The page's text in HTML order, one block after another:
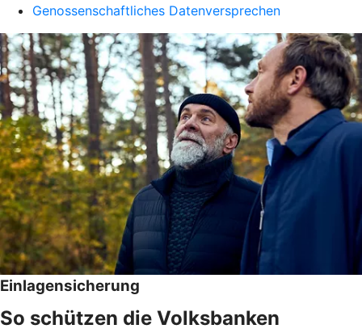
Genossenschaftliches Datenversprechen
Einlagensicherung
So schützen die Volksbanken